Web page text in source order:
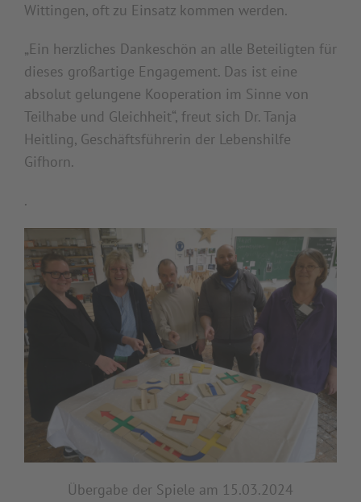
Wittingen, oft zu Einsatz kommen werden.
„Ein herzliches Dankeschön an alle Beteiligten für
dieses großartige Engagement. Das ist eine
absolut gelungene Kooperation im Sinne von
Teilhabe und Gleichheit“, freut sich Dr. Tanja
Heitling, Geschäftsführerin der Lebenshilfe
Gifhorn.
.
Übergabe der Spiele am 15.03.2024